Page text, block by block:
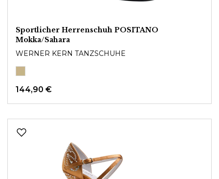
Sportlicher Herrenschuh POSITANO
Mokka/Sahara
WERNER KERN TANZSCHUHE
144,90 €